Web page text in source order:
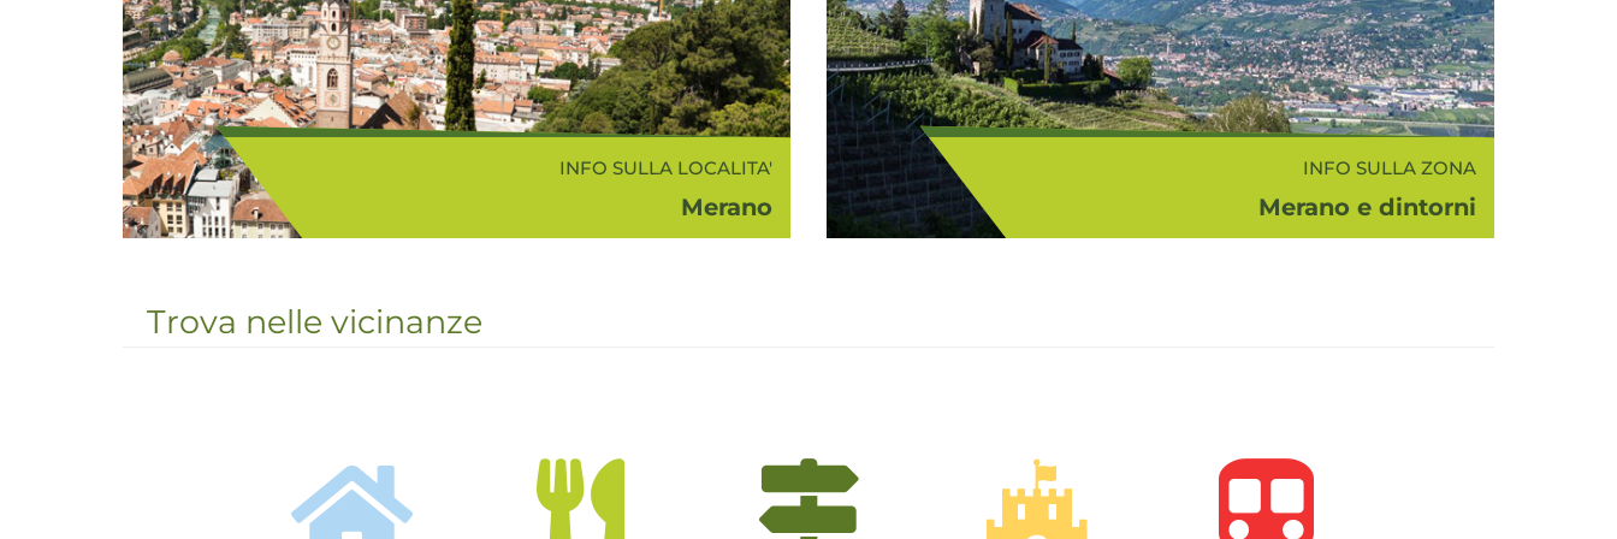
INFO SULLA LOCALITA'
Merano
coltivate a vigneti e frutteti. "Il più bel paesaggio
che abbia mai visto" scriveva Franz Kafka ne...
INFO SULLA ZONA
Merano e dintorni
Trova nelle vicinanze